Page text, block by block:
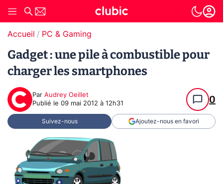
Accueil PC & Gaming
Gadget : une pile à combustible pour
charger les smartphones
Par Audrey Oeillet
Publié le 09 mai 2012 à 12h31 0
Suivez-nous Ajoutez-nous en favori